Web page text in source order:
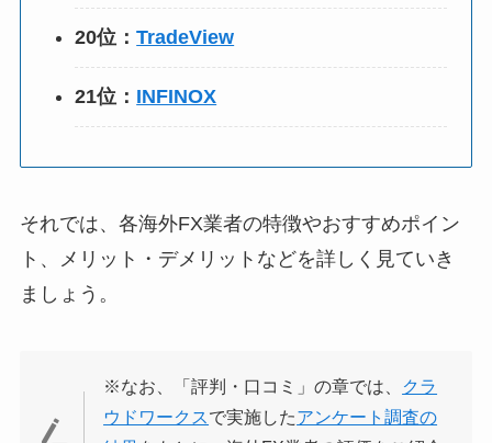
20位：TradeView
21位： INFINOX
それでは、各海外FX業者の特徴やおすすめポイン
ト、メリット・デメリットなどを詳しく見ていき
ましょう。
※なお、「評判・口コミ」の章では、
クラ
ウドワークスで実施したアンケート調査の